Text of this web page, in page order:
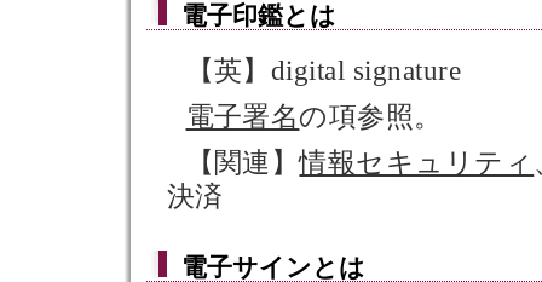
電子印鑑とは
【英】digital signature
電子署名の項参照。
【関連】情報セキュリティ
決済
電子サイン とは